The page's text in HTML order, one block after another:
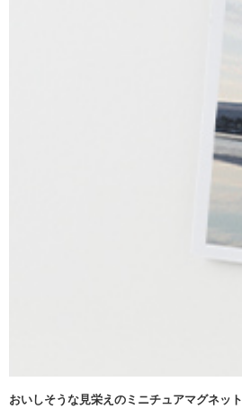
おいしそうな見栄えのミニチュアマグネット